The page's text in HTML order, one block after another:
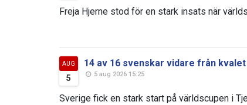
Freja Hjerne stod för en stark insats när
AUG
5
14 av 16 svenskar vidare från kvalet
5 aug 2026 15:25
Sverige fick en stark start på världscupen i